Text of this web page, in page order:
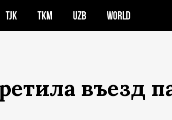
TJK TKM UZB WORLD
въезд